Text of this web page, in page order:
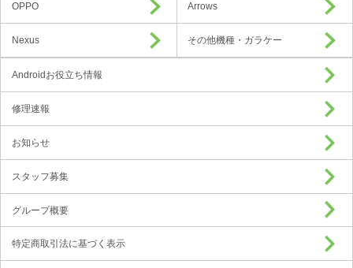
OPPO Arrows
Nexus その他機種・ガラケー
Androidお役立ち情報
修理速報
お知らせ
スタッフ募集
グループ概要
特定商取引法に基づく表示